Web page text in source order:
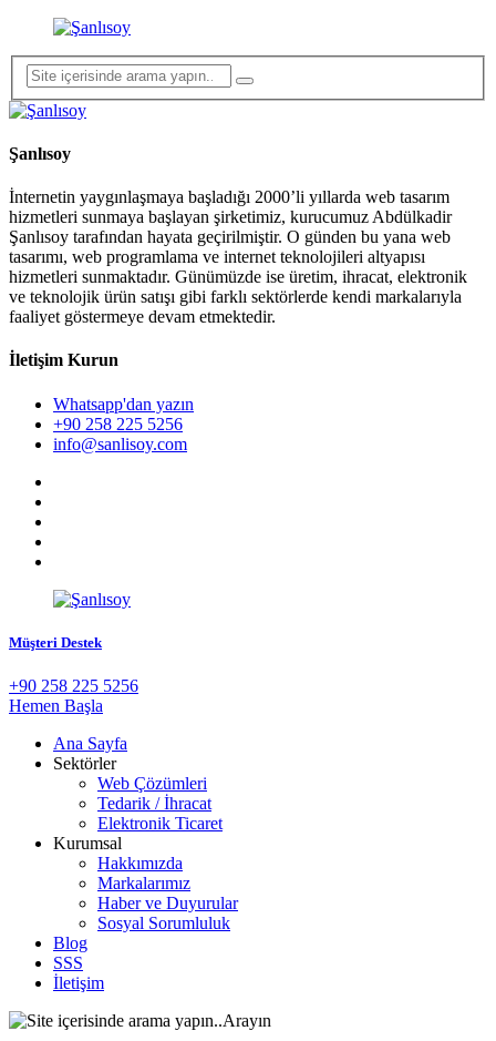
Şanlısoy
İnternetin yaygınlaşmaya başladığı 2000’li yıllarda web tasarım
hizmetleri sunmaya başlayan şirketimiz, kurucumuz Abdülkadir
Şanlısoy tarafından hayata geçirilmiştir. O günden bu yana web
tasarımı, web programlama ve internet teknolojileri altyapısı
hizmetleri sunmaktadır. Günümüzde ise üretim, ihracat, elektronik
ve teknolojik ürün satışı gibi farklı sektörlerde kendi markalarıyla
faaliyet göstermeye devam etmektedir.
İletişim Kurun
Whatsapp'dan yazın
+90 258 225 5256
info@sanlisoy.com
Müşteri Destek
+90 258 225 5256
Hemen Başla
Ana Sayfa
Sektörler
Web Çözümleri
Tedarik / İhracat
Elektronik Ticaret
Kurumsal
Hakkımızda
Markalarımız
Haber ve Duyurular
Sosyal Sorumluluk
Blog
SSS
İletişim
Arayın